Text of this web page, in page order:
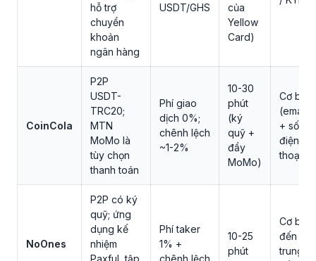
hỗ trợ
chuyển
khoản
ngân hàng
USDT/GHS
của
Yellow
Card)
CoinCola
P2P
USDT-
TRC20;
MTN
MoMo là
tùy chọn
thanh toán
Phí giao
dịch 0%;
chênh lệch
~1-2%
10-30
phút
(ký
quỹ +
đẩy
MoMo)
Cơ bản
(email
+ số
điện
thoại)
NoOnes
P2P có ký
quỹ; ứng
dụng kế
nhiệm
Paxful, tập
Phí taker
1% +
chênh lệch
10-25
phút
Cơ bản
đến
trung